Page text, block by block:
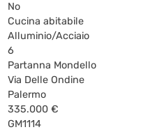
No
Cucina abitabile
Alluminio/Acciaio
6
Partanna Mondello
Via Delle Ondine
Palermo
335.000 €
GM1114